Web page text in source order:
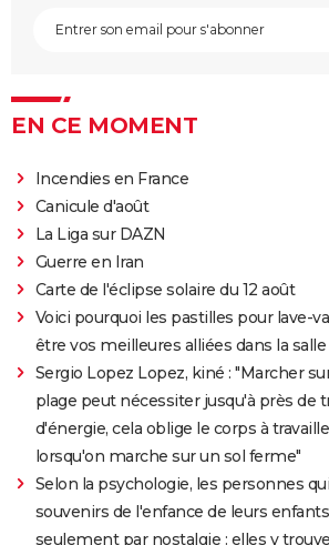
EN CE MOMENT
Incendies en France
Canicule d'août
La Liga sur DAZN
Guerre en Iran
Carte de l'éclipse solaire du 12 août
Voici pourquoi les pastilles pour lave-
être vos meilleures alliées dans la
Sergio Lopez Lopez, kiné : "Marcher
plage peut nécessiter jusqu'à près de
d'énergie, cela oblige le corps à
lorsqu'on marche sur un sol ferme"
Selon la psychologie, les personnes
souvenirs de l'enfance de leurs
seulement par nostalgie : elles y